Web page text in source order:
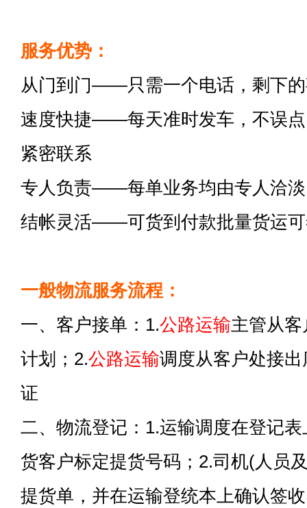
服务优势：
从门到门——只需一个电话，剩下
速度快捷——每天准时发车，不误
紧密联系
专人负责——每单业务均由专人洽
结帐灵活——可货到付款批量货运
一般物流服务流程：
一、客户接单：1.公路运输主管从
计划；2.公路运输调度从客户处接
证
二、物流登记：1.运输调度在登记
货客户标定提货号码；2.司机(人员
提货单，并在运输登统本上确认签收